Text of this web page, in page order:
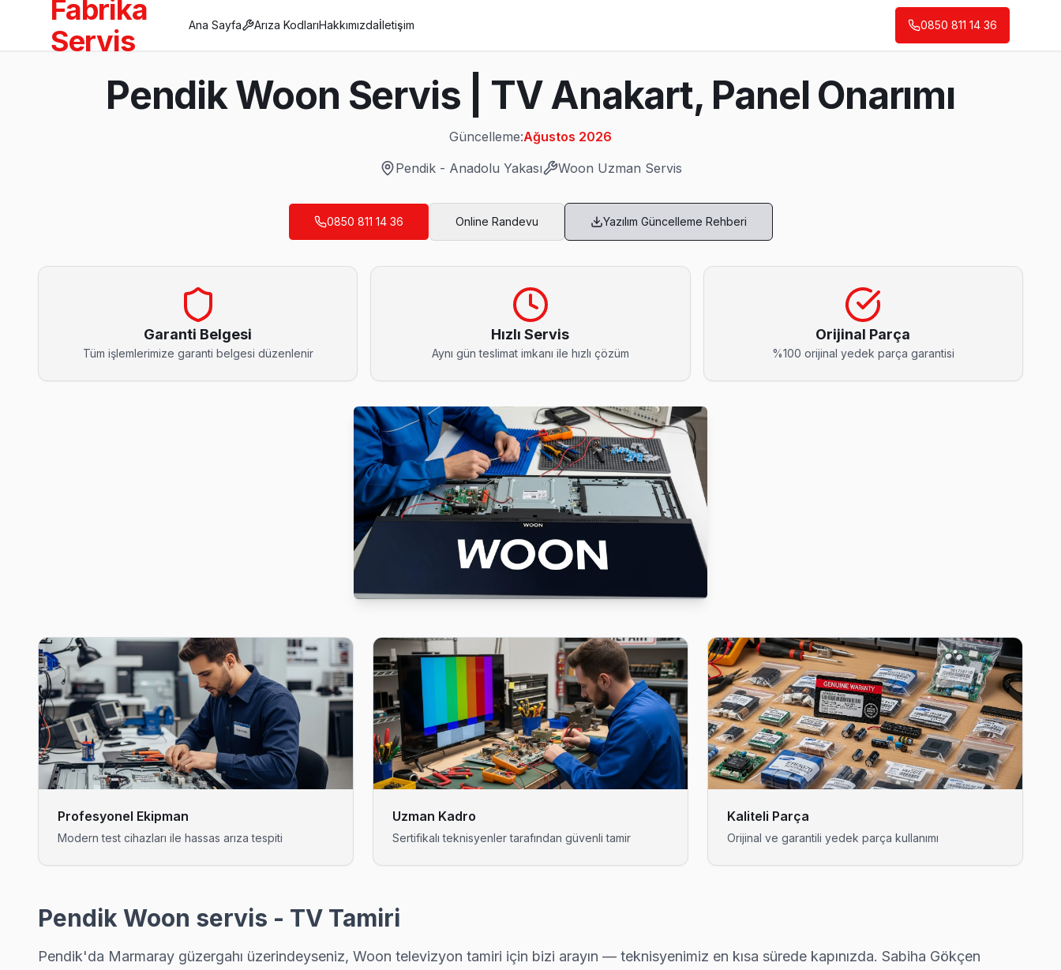
Pendik'da Mahalle Mahalle Woon TV Servis
Ahmet Yesevi'de Woon TV güç kartı kondansatör şişmesi en yaygın arızalardan biri. Değişim için orijinal Türkiye distribütör parçası kullanıyoruz.
Bahçelievler Woon Servis
Bahçelievler mahallesinde Woon TV arızaları için aynı gün randevu. Pendik'nın bu bölgesine teknik ekibimiz 1-2 saat içinde ulaşıyor, arıza tespiti ücretsiz.
Ballıca mahallesinde Woon TV arızaları için aynı gün randevu. Pendik'nın bu bölgesine teknik ekibimiz 1-2 saat içinde ulaşıyor, arıza tespiti ücretsiz.
Woon TV Batı adresinde firmware güncellemesi sonrası donuyorsa bu bilinen bir yazılım sorunu. Teknik ekibimiz Batı'e gelerek fabrika reset ve yeniden yükleme yapıyor.
Woon Servis Merkezi →
Çamlık Woon Servis
Çamlık sakinleri için Woon TV tamir hizmetimiz: teşhis ücretsiz, yazılı fiyat, onay sonrası iş — Pendik'da müşteri memnuniyeti odaklı servis anlayışımız bu.
Pendik TV Servis Merkezi →
Çınardere Woon Servis
Çınardere sakinleri Woon TV arızaları için sık bizi tercih ediyor: şeffaf fiyat, yazılı garanti, aynı gün servis. Pendik bölgesinde 6 ay işçilik garantisi.
Çınardere Woon Anakart Tamiri →
Dumlupınar semtindeki Woon TV sorunları için kapıya kadar servis. Panel tamiri, anakart onarımı ve yazılım güncellemelerinde Pendik'nın en deneyimli ekibi.
Fabrika
Servis
Ana Sayfa Arıza KodlarıHakkımızdaİletişim 0850 811 14 36
Pendik Woon Servis | TV Anakart, Panel Onarımı
Güncelleme:Ağustos 2026
Pendik- Anadolu Yakası Woon Uzman Servis
0850 811 14 36 Online Randevu Yazılım Güncelleme Rehberi
Garanti Belgesi
Tüm işlemlerimize garanti belgesi düzenlenir
Hızlı Servis
Aynı gün teslimat imkanı ile hızlı çözüm
Orijinal Parça
%100 orijinal yedek parça garantisi
Profesyonel Ekipman
Modern test cihazları ile hassas arıza tespiti
Uzman Kadro
Sertifikalı teknisyenler tarafından güvenli tamir
Kaliteli Parça
Orijinal ve garantili yedek parça kullanımı
Pendik Woon servis - TV Tamiri
Pendik'da Marmaray güzergahı üzerindeyseniz, Woon televizyon tamiri için bizi arayın — teknisyenimiz en kısa sürede kapınızda. Sabiha Gökçen